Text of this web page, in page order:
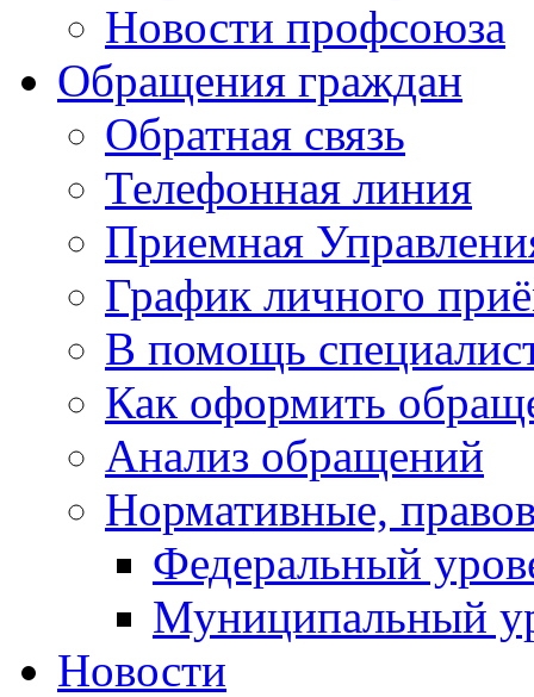
Новости профсоюза
Обращения граждан
Обратная связь
Телефонная линия
Приемная
График личного
В помощь
Как оформить
Анализ обращений
Нормативные,
Федеральный
Муниципальный
Новости